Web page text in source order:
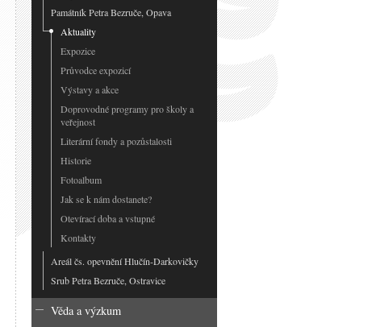
Památník Petra Bezruče, Opava
Aktuality
Expozice
Průvodce expozicí
Výstavy a akce
Doprovodné programy pro školy a
veřejnost
Literární fondy a pozůstalosti
Historie
Fotoalbum
Jak se k nám dostanete?
Otevírací doba a vstupné
Kontakty
Areál čs. opevnění Hlučín-Darkovičky
Srub Petra Bezruče, Ostravice
Věda a výzkum